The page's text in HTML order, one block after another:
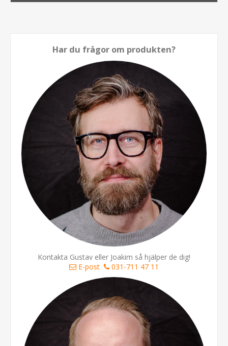
Har du frågor om produkten?
Kontakta Gustav eller Joakim så hjälper de dig!
E-post
031-711 47 11